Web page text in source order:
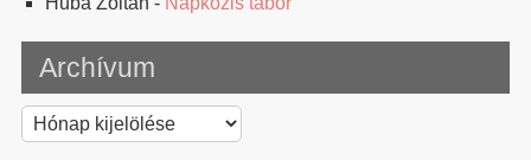
Archívum
Archívum